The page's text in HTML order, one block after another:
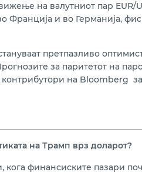
на валутниот пар
Франција и во Германија,
претпазливо
за паритетот на
на Bloomberg
на Трамп врз доларот?
финансиските пазари